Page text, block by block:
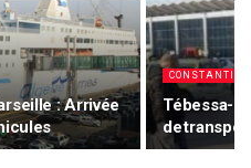
: Arrivée
CONSTANTINE
Tébessa-
de